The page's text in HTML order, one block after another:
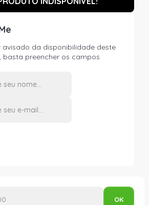
avisado da disponibilidade deste
basta preencher os campos